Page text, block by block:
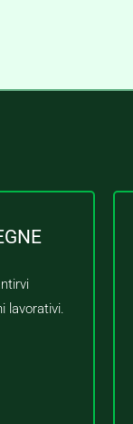
lavorativi.